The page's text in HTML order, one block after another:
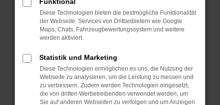
Das kann manchmal helfen, vorübergehende
Probleme zu beheben.
Stelle sicher, dass dein Browser und dein
Betriebssystem auf dem neuesten Stand sind.
Sicherheitsrisiko, sondern kann auch dazu führen,
dass bestimmte Funktionen nicht mehr
unterstützt werden.
Wende dich an den Webseitenbetreiber.
Diese Technologien bieten die bestmögliche Funktionalität
der Webseite. Services von Drittanbietern wie Google
Maps, Chats, Fahrzeugbewertungssystem und weitere
werden aktiviert.
Statistik und Marketing
Diese Technologien ermöglichen es uns, die Nutzung der
Webseite zu analysieren, um die Leistung zu messen und
zu verbessern. Zudem werden Technologien eingesetzt,
die von dritten Werbetreibenden verwendet werden, um
Sie auf anderen Webseiten zu verfolgen und um Anzeigen